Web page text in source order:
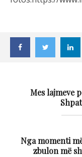
Mes lajmeve
Nga momenti
zbulon më